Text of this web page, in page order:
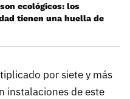
ecológicos: los
tienen una huella de
por siete y más
instalaciones de este